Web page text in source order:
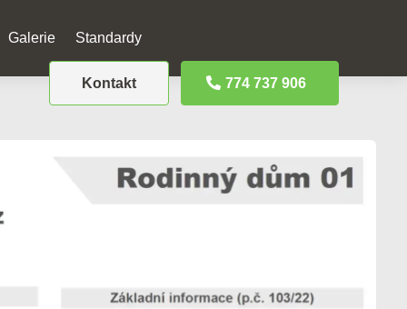
Galerie Standardy
774 737 906
Kontakt